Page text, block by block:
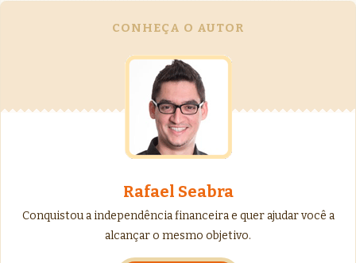
CONHEÇA O AUTOR
Rafael Seabra
Conquistou a independência financeira e quer ajudar você a
alcançar o mesmo objetivo.